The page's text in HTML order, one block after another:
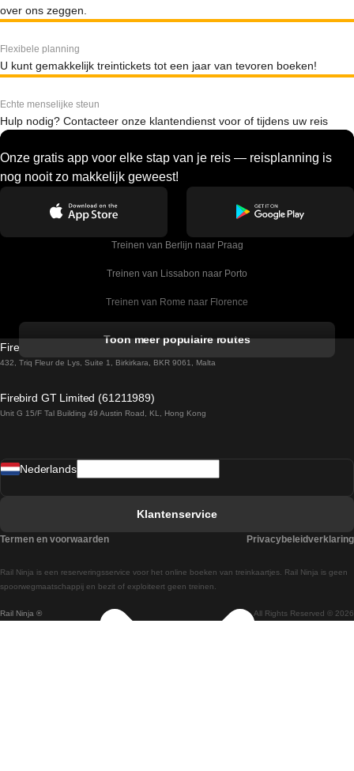
over ons zeggen.
Flexibele planning
U kunt gemakkelijk treintickets tot een jaar van tevoren boeken!
Echte menselijke steun
Hulp nodig? Contacteer onze klantendienst voor of tijdens uw reis
Onze gratis app voor elke stap van je reis — reisplanning is
nog nooit zo makkelijk geweest!
Treinen van Berlijn naar Praag
Treinen van Lissabon naar Porto
Treinen van Rome naar Florence
Treinen van Sevilla naar Barcelona
Treinen van Praag naar Wenen
Treinen van Wenen naar Salzburg
Treinen van Wenen naar Praag
Toon meer populaire routes
Firebird GT Limited (OC 1451)
432, Triq Fleur de Lys, Suite 1, Birkirkara, BKR 9061, Malta
Firebird GT Limited (61211989)
Unit G 15/F Tal Building 49 Austin Road, KL, Hong Kong
Rail Ninja ® All Rights Reserved © 2026
Rail Ninja is een reserveringsservice voor het online boeken van treinkaartjes. Rail Ninja is geen
spoorwegmaatschappij en bezit of exploiteert geen treinen.
Nederlands
Klantenservice
Termen en voorwaarden Privacybeleidverklaring